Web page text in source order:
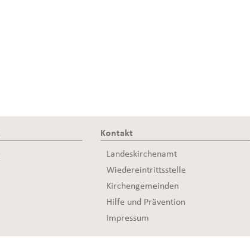
Kontakt
Landeskirchenamt
Wiedereintrittsstelle
Kirchengemeinden
Hilfe und Prävention
Impressum